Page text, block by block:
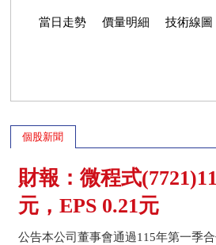
當日走勢 價量明細 技術線圖
個股新聞
財報：微程式
元，EPS 0.21元
公告本公司董事會通過115年第一季